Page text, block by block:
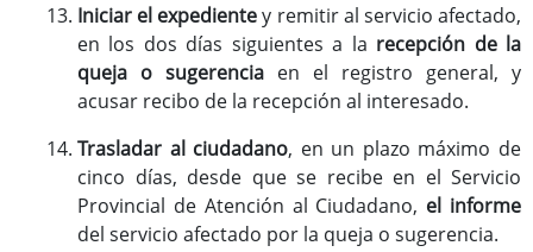
Iniciar el expedientey remitir al servicio afectado,
en los dos días siguientes a la recepción de la
queja o sugerencia en el registro general, y
acusar recibo de la recepción al interesado.
Trasladar al ciudadano, en un plazo máximo de
cinco días, desde que se recibe en el Servicio
Provincial de Atención al Ciudadano, el informe
del servicio afectado por la queja o sugerencia.